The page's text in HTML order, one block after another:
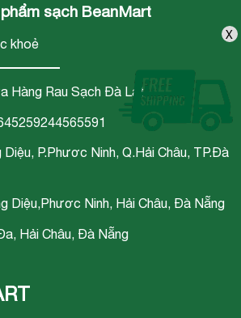
X
sạch BeanMart
khoẻ
Hàng Rau Sạch Đà Lạt
P.Phươc Ninh, Q.Hải Châu, TP.Đà
Diệu,Phươc Ninh, Hải Châu, Đà Nẵng
Hải Châu, Đà Nẵng